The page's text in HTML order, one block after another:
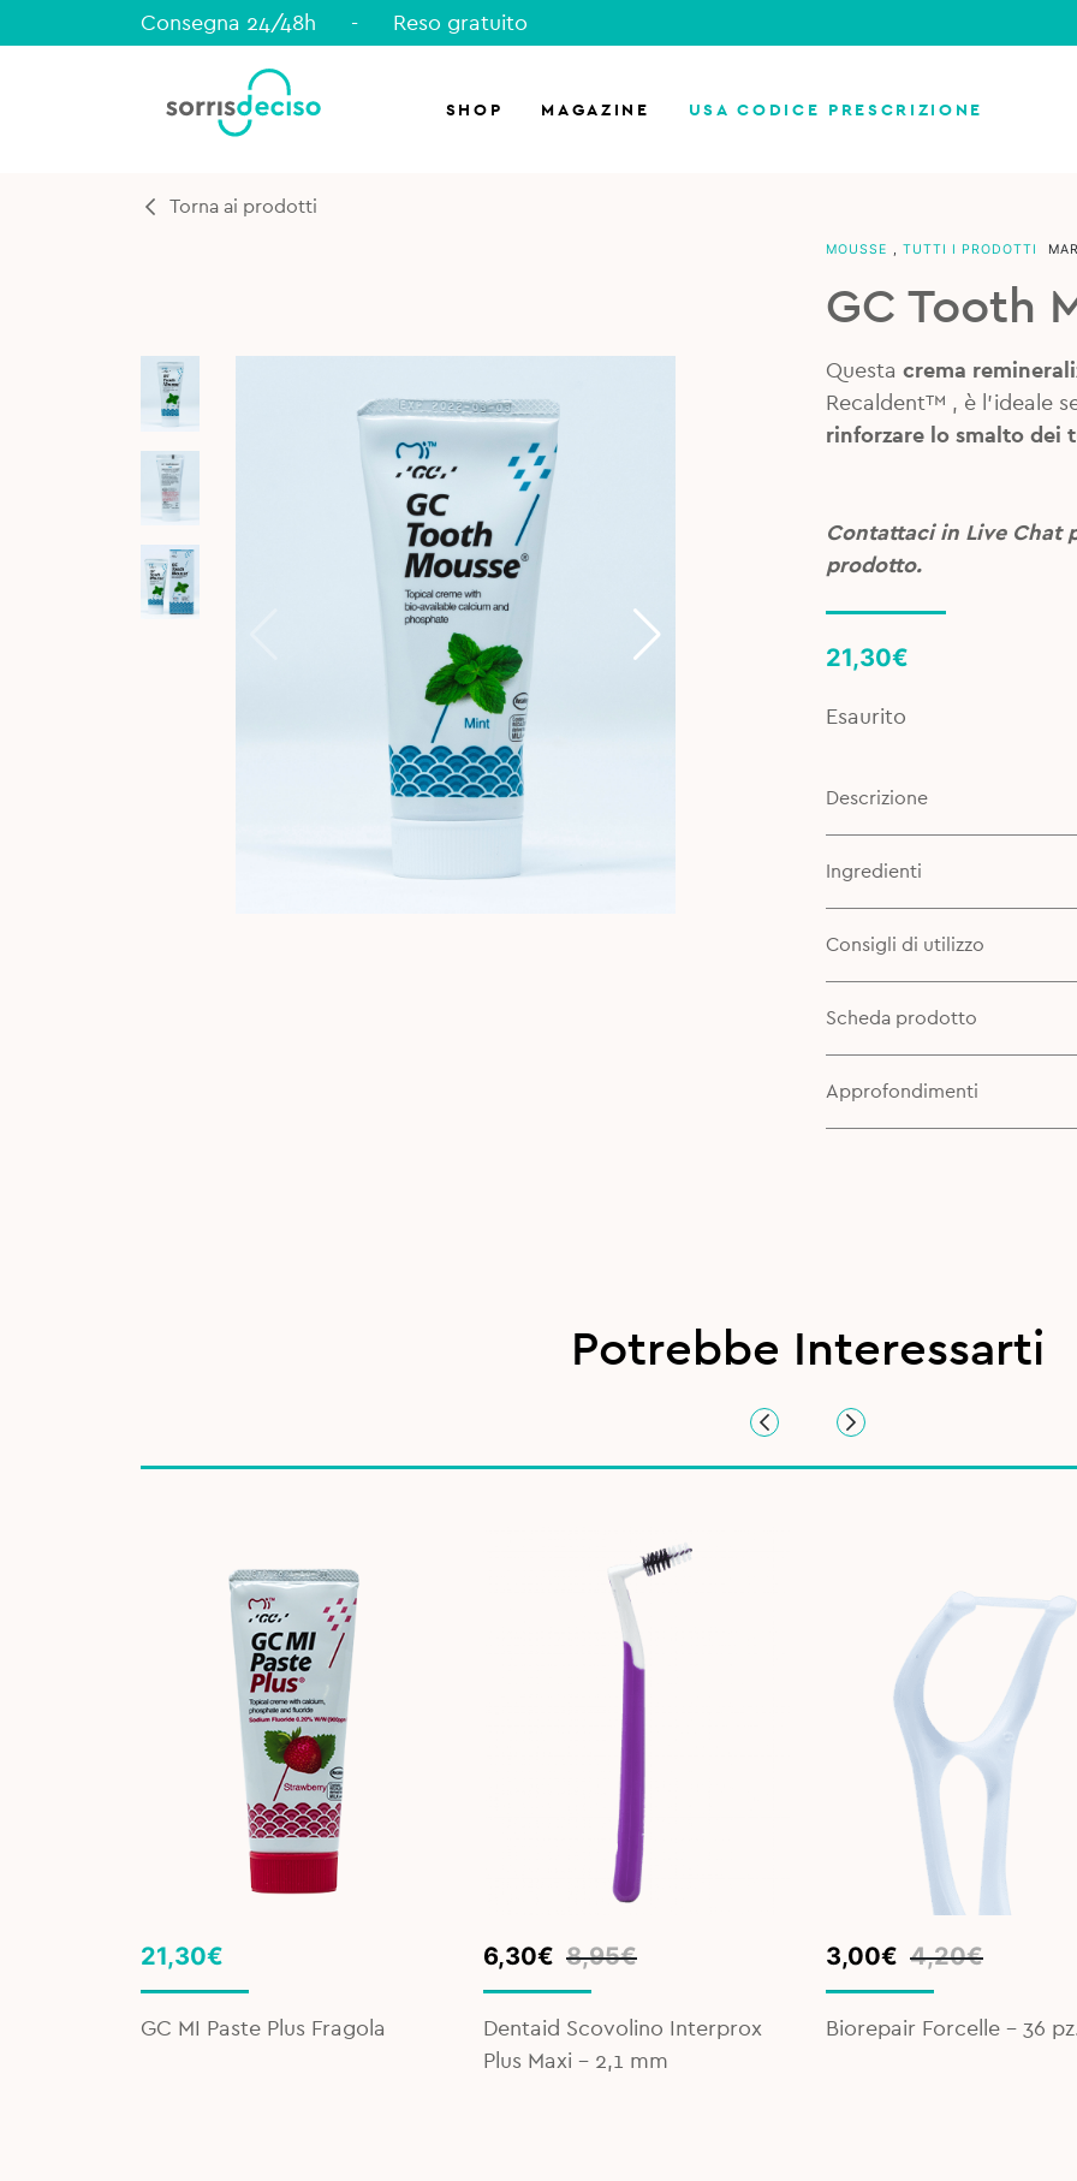
Consegna 24/48h - Reso gratuito
SHOP MAGAZINE USA CODICE PRESCRIZIONE
Torna ai prodotti
MOUSSE , TUTTI I PRODOTTI
GC Tooth
Questa crema
Recaldent™ , è l’ideale
rinforzare lo smalto dei
Contattaci in Live Chat
prodotto.
21,30€
Esaurito
Descrizione
Ingredienti
Consigli di utilizzo
Scheda prodotto
Approfondimenti
Potrebbe Interessarti
21,30€
GC MI Paste Plus Fragola
8,95€
Original
price
8,95€.
6,30€
Current
price
6,30€.
Dentaid Scovolino Interprox
Plus Maxi - 2,1 mm
4,20€
Original
price
was:
4,20€.
3,00€
Current
price
is:
3,00€.
Biorepair Forcelle – 36